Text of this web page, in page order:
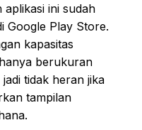
ini sudah
Google Play Store.
kapasitas
berukuran
tidak heran jika
tampilan